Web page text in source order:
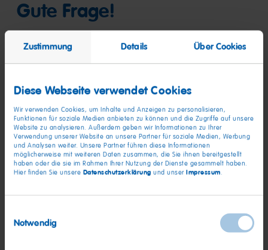
Zustimmung Details Über Cookies
Diese Webseite verwendet Cookies
Wir verwenden Cookies, um Inhalte und Anzeigen zu personalisieren,
Funktionen für soziale Medien anbieten zu können und die Zugriffe auf unsere
Website zu analysieren. Außerdem geben wir Informationen zu Ihrer
Verwendung unserer Website an unsere Partner für soziale Medien, Werbung
und Analysen weiter. Unsere Partner führen diese Informationen
möglicherweise mit weiteren Daten zusammen, die Sie ihnen bereitgestellt
haben oder die sie im Rahmen Ihrer Nutzung der Dienste gesammelt haben.
Hier finden Sie unsere Datenschutzerklärung und unser Impressum.
Notwendig
Gute Frage!
Hier beantworten wir die am häufigsten gestellten Fragen.
Welchen Geschmack haben HARIBO
Sind HARIBO Quaxis halal?
Sind HARIBO Quaxis glutenfrei?